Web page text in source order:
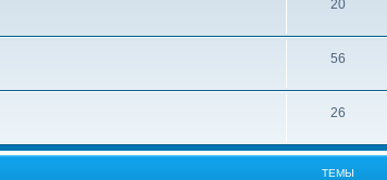
20
56
26
ТЕМЫ